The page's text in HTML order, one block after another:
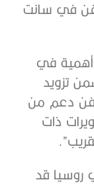
في سانت
أهمية في
تزويد
دعم من
ذات
روسيا قد